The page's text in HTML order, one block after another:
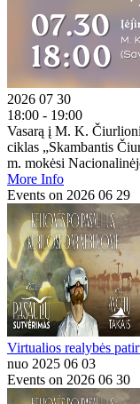
2026 07 30
18:00 - 19:00
Vasarą į M. K.
ciklas „Skambantis
m. mokėsi
More Info
Events on 2026 06 29
Virtualios realybės
nuo 2025 06 03
Events on 2026 06 30